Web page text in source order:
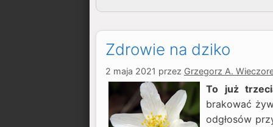
Zdrowie na dziko
2 maja 2021 przez Grzegorz A.
To już
brakować
odgłosów